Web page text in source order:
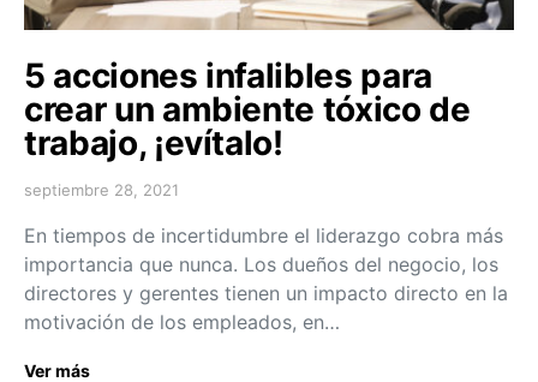
5 acciones infalibles para
crear un ambiente tóxico de
trabajo, ¡evítalo!
septiembre 28, 2021
En tiempos de incertidumbre el liderazgo cobra más
importancia que nunca. Los dueños del negocio, los
directores y gerentes tienen un impacto directo en la
motivación de los empleados, en…
Ver más